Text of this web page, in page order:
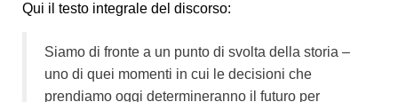
Qui il testo integrale del discorso:
Siamo di fronte a un punto di svolta della storia –
uno di quei momenti in cui le decisioni che
prendiamo oggi determineranno il futuro per